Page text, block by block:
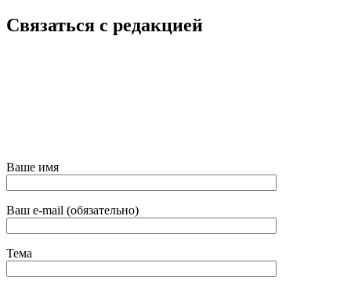
Связаться с редакцией
Ваше имя
Ваш e-mail (обязательно)
Тема